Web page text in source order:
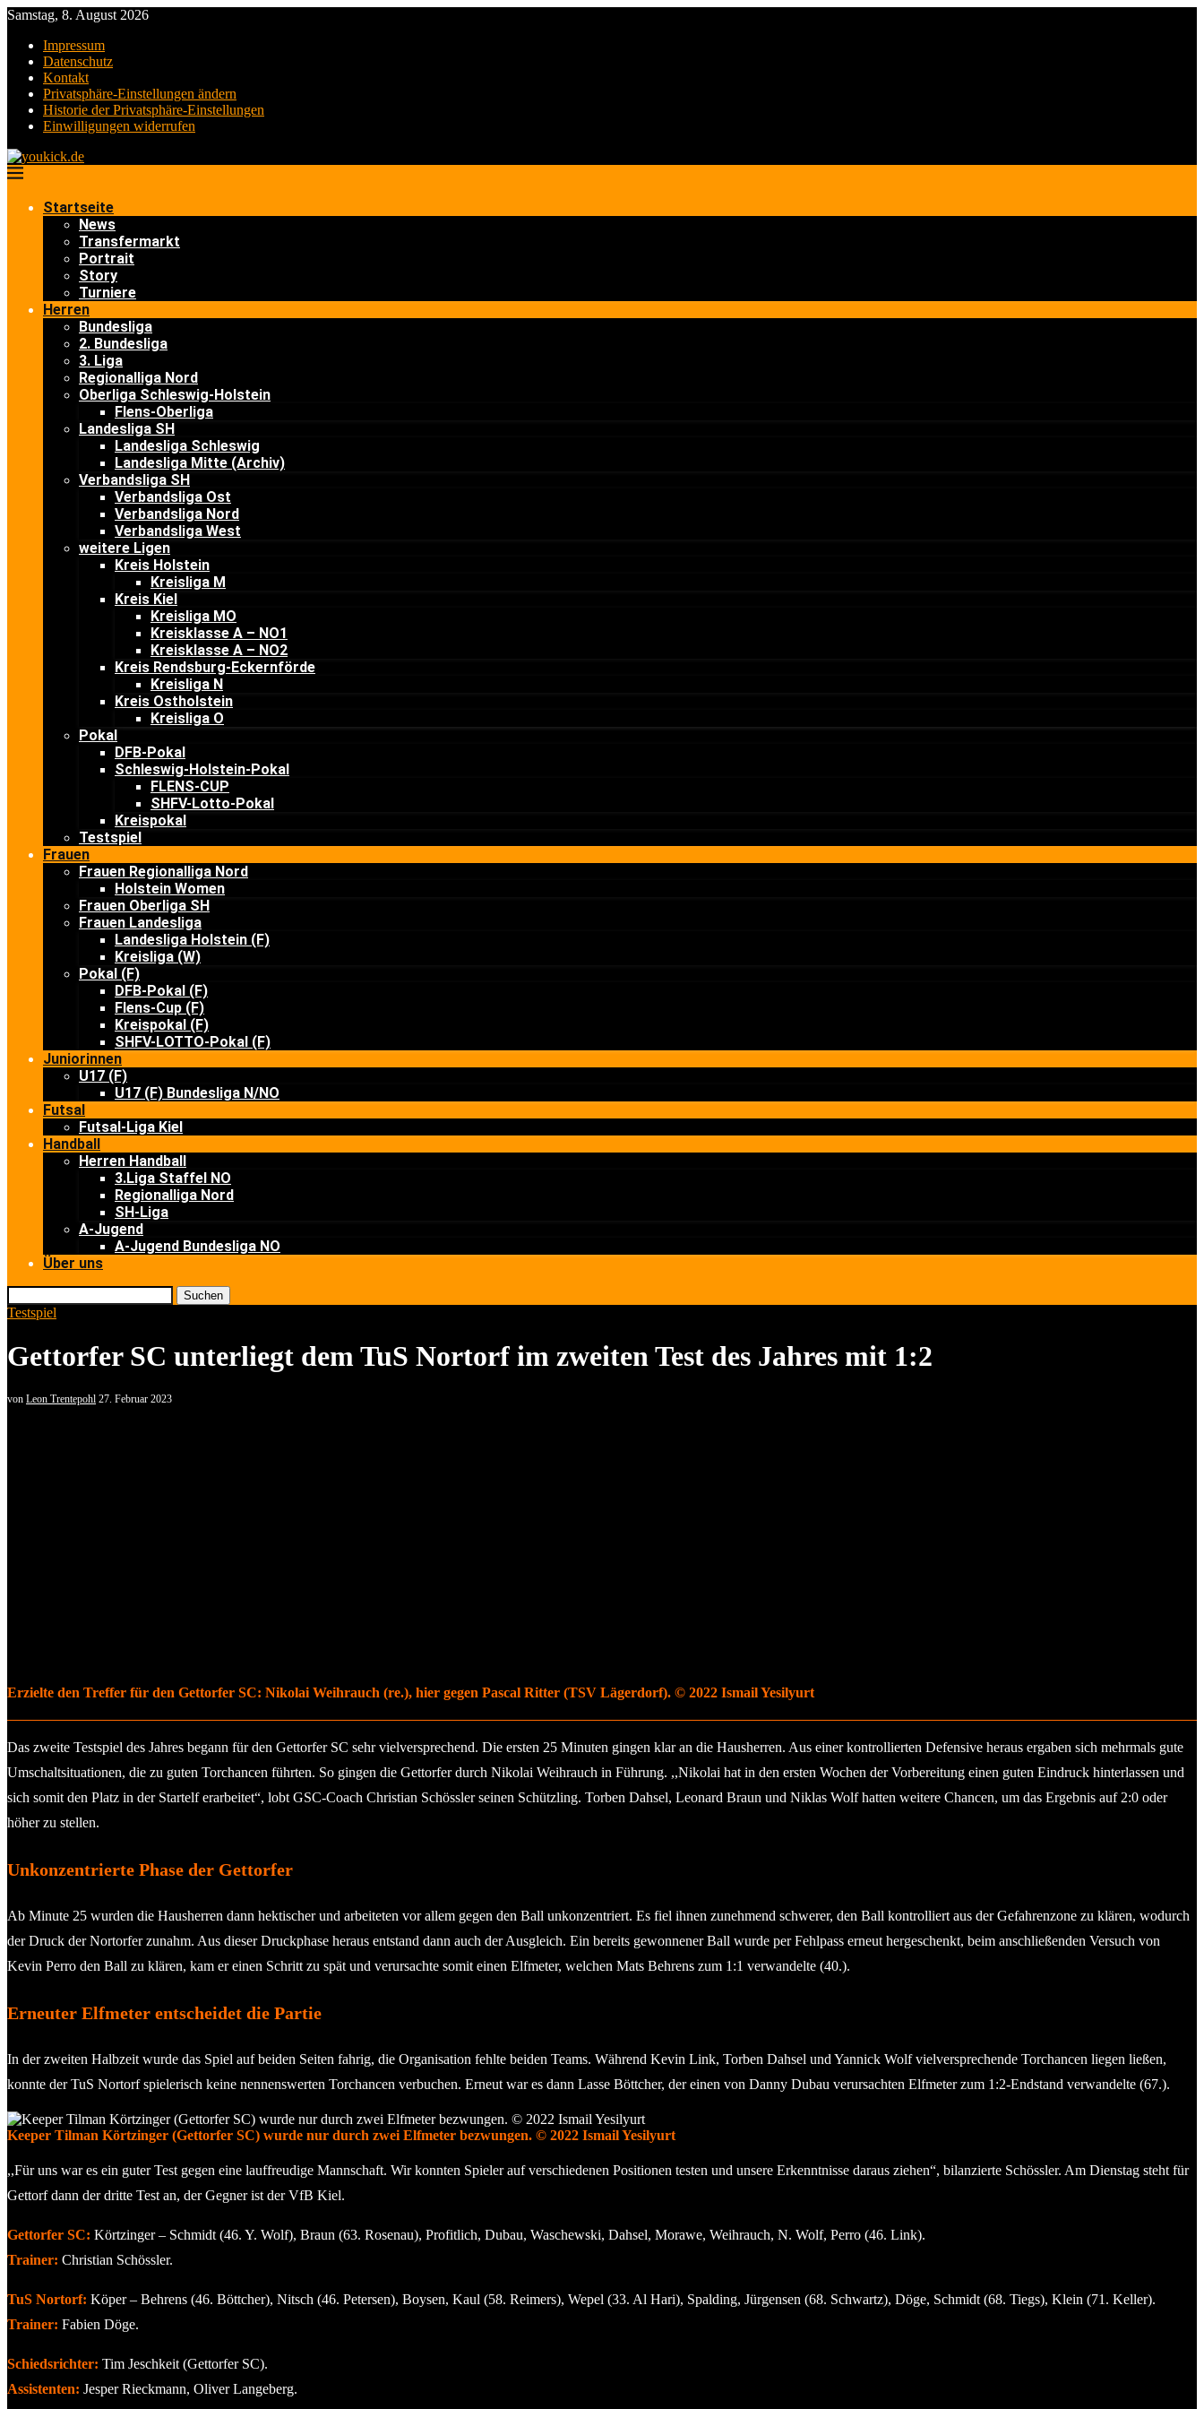
Samstag, 8. August 2026
Impressum
Datenschutz
Kontakt
Privatsphäre-Einstellungen ändern
Historie der Privatsphäre-Einstellungen
Einwilligungen widerrufen
Startseite
News
Transfermarkt
Portrait
Story
Turniere
Herren
Bundesliga
2. Bundesliga
3. Liga
Regionalliga Nord
Oberliga Schleswig-Holstein
Flens-Oberliga
Landesliga SH
Landesliga Schleswig
Landesliga Mitte (Archiv)
Verbandsliga SH
Verbandsliga Ost
Verbandsliga Nord
Verbandsliga West
weitere Ligen
Kreis Holstein
Kreisliga M
Kreis Kiel
Kreisliga MO
Kreisklasse A – NO1
Kreisklasse A – NO2
Kreis Rendsburg-Eckernförde
Kreisliga N
Kreis Ostholstein
Kreisliga O
Pokal
DFB-Pokal
Schleswig-Holstein-Pokal
FLENS-CUP
SHFV-Lotto-Pokal
Kreispokal
Testspiel
Frauen
Frauen Regionalliga Nord
Holstein Women
Frauen Oberliga SH
Frauen Landesliga
Landesliga Holstein (F)
Kreisliga (W)
Pokal (F)
DFB-Pokal (F)
Flens-Cup (F)
Kreispokal (F)
SHFV-LOTTO-Pokal (F)
Juniorinnen
U17 (F)
U17 (F) Bundesliga N/NO
Futsal
Futsal-Liga Kiel
Handball
Herren Handball
3.Liga Staffel NO
Regionalliga Nord
SH-Liga
A-Jugend
A-Jugend Bundesliga NO
Über uns
Suchen
Testspiel
Gettorfer SC unterliegt dem TuS Nortorf im zweiten Test des Jahres mit 1:2
von Leon Trentepohl 27. Februar 2023
Erzielte den Treffer für den Gettorfer SC: Nikolai Weihrauch (re.), hier gegen Pascal Ritter (TSV Lägerdorf). © 2022 Ismail Yesilyurt
Das zweite Testspiel des Jahres begann für den Gettorfer SC sehr vielversprechend. Die ersten 25 Minuten gingen klar an die Hausherren. Aus einer kontrollierten Defensive heraus ergaben sich mehrmals gute
Umschaltsituationen, die zu guten Torchancen führten. So gingen die Gettorfer durch Nikolai Weihrauch in Führung. ,,Nikolai hat in den ersten Wochen der Vorbereitung einen guten Eindruck hinterlassen und
sich somit den Platz in der Startelf erarbeitet“, lobt GSC-Coach Christian Schössler seinen Schützling. Torben Dahsel, Leonard Braun und Niklas Wolf hatten weitere Chancen, um das Ergebnis auf 2:0 oder
höher zu stellen.
Unkonzentrierte Phase der Gettorfer
Ab Minute 25 wurden die Hausherren dann hektischer und arbeiteten vor allem gegen den Ball unkonzentriert. Es fiel ihnen zunehmend schwerer, den Ball kontrolliert aus der Gefahrenzone zu klären, wodurch
der Druck der Nortorfer zunahm. Aus dieser Druckphase heraus entstand dann auch der Ausgleich. Ein bereits gewonnener Ball wurde per Fehlpass erneut hergeschenkt, beim anschließenden Versuch von
Kevin Perro den Ball zu klären, kam er einen Schritt zu spät und verursachte somit einen Elfmeter, welchen Mats Behrens zum 1:1 verwandelte (40.).
Erneuter Elfmeter entscheidet die Partie
In der zweiten Halbzeit wurde das Spiel auf beiden Seiten fahrig, die Organisation fehlte beiden Teams. Während Kevin Link, Torben Dahsel und Yannick Wolf vielversprechende Torchancen liegen ließen,
konnte der TuS Nortorf spielerisch keine nennenswerten Torchancen verbuchen. Erneut war es dann Lasse Böttcher, der einen von Danny Dubau verursachten Elfmeter zum 1:2-Endstand verwandelte (67.).
Keeper Tilman Körtzinger (Gettorfer SC) wurde nur durch zwei Elfmeter bezwungen. © 2022 Ismail Yesilyurt
,,Für uns war es ein guter Test gegen eine lauffreudige Mannschaft. Wir konnten Spieler auf verschiedenen Positionen testen und unsere Erkenntnisse daraus ziehen“, bilanzierte Schössler. Am Dienstag steht für
Gettorf dann der dritte Test an, der Gegner ist der VfB Kiel.
Gettorfer SC: Körtzinger – Schmidt (46. Y. Wolf), Braun (63. Rosenau), Profitlich, Dubau, Waschewski, Dahsel, Morawe, Weihrauch, N. Wolf, Perro (46. Link).
Trainer: Christian Schössler.
TuS Nortorf: Köper – Behrens (46. Böttcher), Nitsch (46. Petersen), Boysen, Kaul (58. Reimers), Wepel (33. Al Hari), Spalding, Jürgensen (68. Schwartz), Döge, Schmidt (68. Tiegs), Klein (71. Keller).
Trainer: Fabien Döge.
Schiedsrichter: Tim Jeschkeit (Gettorfer SC).
Assistenten: Jesper Rieckmann, Oliver Langeberg.